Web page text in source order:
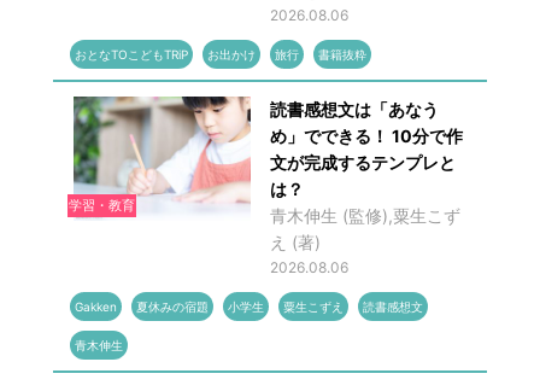
2026.08.06
おとなTOこどもTRiP お出かけ 旅行 書籍抜粋
学習・教育
読書感想文は「あなう
め」でできる！ 10分で作
文が完成するテンプレと
は？
青木伸生 (監修),粟生こず
え (著)
2026.08.06
Gakken 夏休みの宿題 小学生 粟生こずえ 読書感想文
青木伸生